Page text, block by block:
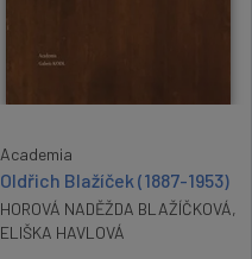
Academia
Oldřich Blažíček (1887-1953)
HOROVÁ NADĚŽDA BLAŽÍČKOVÁ,
ELIŠKA HAVLOVÁ